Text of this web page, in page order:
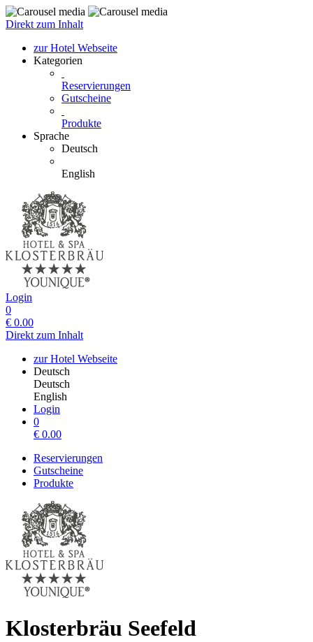
Direkt zum Inhalt
zur Hotel Webseite
Kategorien
Reservierungen
Gutscheine
Produkte
Sprache
Deutsch
English
Login
0
€ 0.00
Direkt zum Inhalt
zur Hotel Webseite
Deutsch
Deutsch
English
Login
0
€ 0.00
Reservierungen
Gutscheine
Produkte
Klosterbräu Seefeld